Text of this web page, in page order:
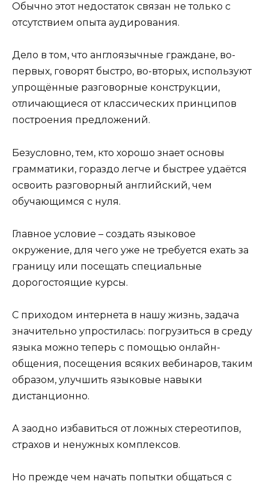
Обычно этот недостаток связан не только с
отсутствием опыта аудирования.
Дело в том, что англоязычные граждане, во-
первых, говорят быстро, во-вторых, используют
упрощённые разговорные конструкции,
отличающиеся от классических принципов
построения предложений.
Безусловно, тем, кто хорошо знает основы
грамматики, гораздо легче и быстрее удаётся
освоить разговорный английский, чем
обучающимся с нуля.
Главное условие – создать языковое
окружение, для чего уже не требуется ехать за
границу или посещать специальные
дорогостоящие курсы.
С приходом интернета в нашу жизнь, задача
значительно упростилась: погрузиться в среду
языка можно теперь с помощью онлайн-
общения, посещения всяких вебинаров, таким
образом, улучшить языковые навыки
дистанционно.
А заодно избавиться от ложных стереотипов,
страхов и ненужных комплексов.
Но прежде чем начать попытки общаться с